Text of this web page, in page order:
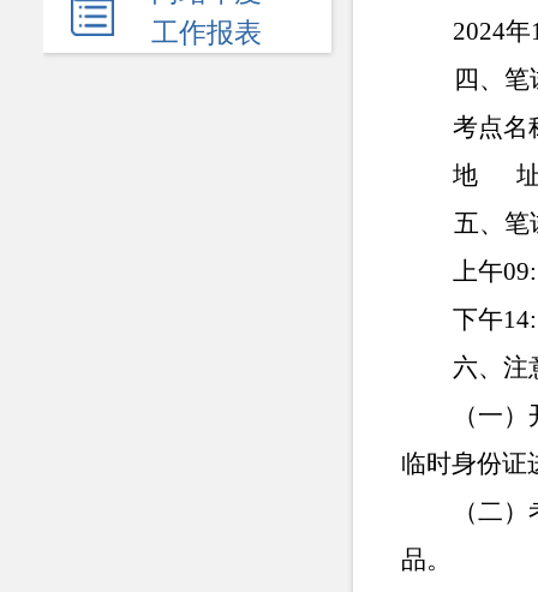
民生领域
应急管理
工作报表
2024年
四、笔
考点名
地
五、笔
上午
下午
六、注
（一
临时身份证
（二
品。